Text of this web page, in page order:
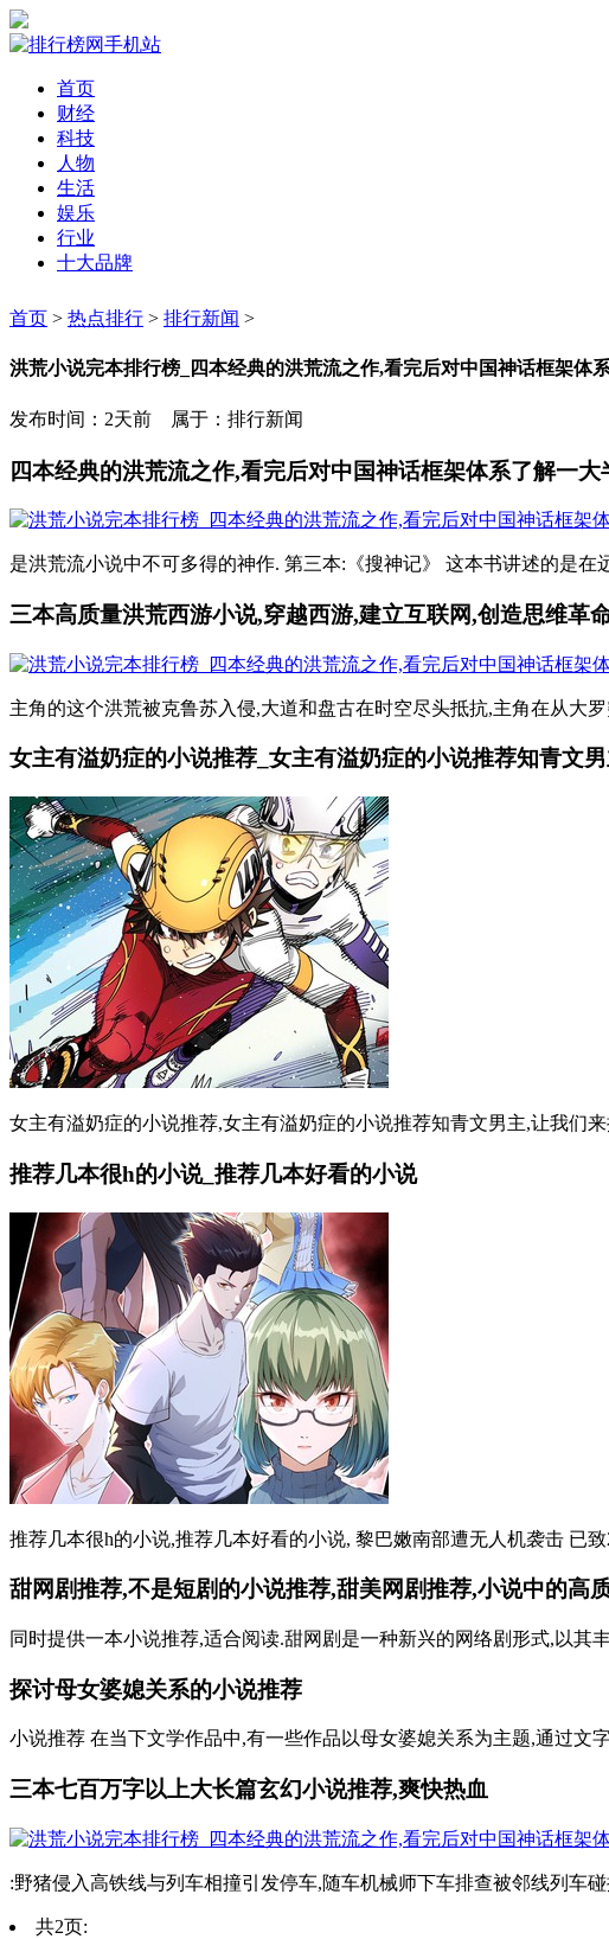
首页
财经
科技
人物
生活
娱乐
行业
十大品牌
首页 > 热点排行 > 排行新闻 >
洪荒小说完本排行榜_四本经典的洪荒流之作,看完后对中国神话框架体
发布时间：2天前 属于：排行新闻
四本经典的洪荒流之作,看完后对中国神话框架体系了解一大
是洪荒流小说中不可多得的神作. 第三本:《搜神记》 这本书讲述的是
三本高质量洪荒西游小说,穿越西游,建立互联网,创造思维革
主角的这个洪荒被克鲁苏入侵,大道和盘古在时空尽头抵抗,主角在从大
女主有溢奶症的小说推荐_女主有溢奶症的小说推荐知青文
女主有溢奶症的小说推荐,女主有溢奶症的小说推荐知青文男主,让我们
推荐几本很h的小说_推荐几本好看的小说
推荐几本很h的小说,推荐几本好看的小说, 黎巴嫩南部遭无人机袭击 已
甜网剧推荐,不是短剧的小说推荐,甜美网剧推荐,小说中的高
同时提供一本小说推荐,适合阅读.甜网剧是一种新兴的网络剧形式,以
探讨母女婆媳关系的小说推荐
小说推荐 在当下文学作品中,有一些作品以母女婆媳关系为主题,通过文
三本七百万字以上大长篇玄幻小说推荐,爽快热血
:野猪侵入高铁线与列车相撞引发停车,随车机械师下车排查被邻线列车
共2页: